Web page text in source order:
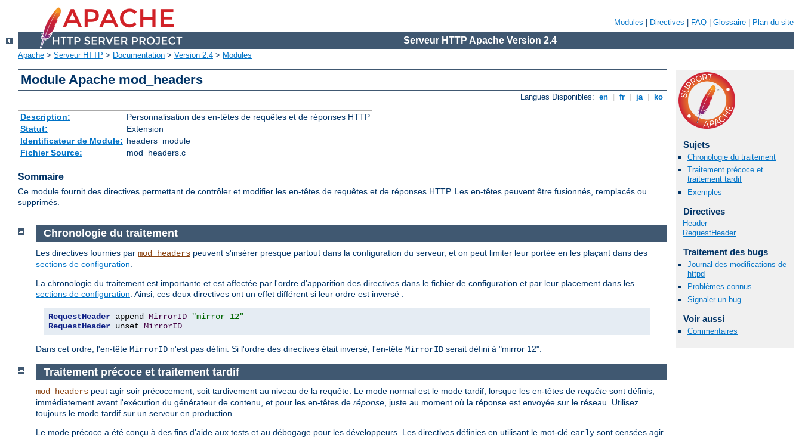
Modules Directives FAQ Glossaire Plan du site
Serveur HTTP Apache Version 2.4
Apache > Serveur HTTP > Documentation > Version 2.4 > Modules
Module Apache mod_headers
Langues Disponibles: en fr ja ko
Description:
Personnalisation des en-têtes de requêtes et de réponses HTTP
Statut:
Extension
Identificateur de Module: headers_module
Fichier Source:
mod_headers.c
Sommaire
Ce module fournit des directives permettant de contrôler et modifier les en-têtes de requêtes et de réponses HTTP. Les en-têtes peuvent être fusionnés, remplacés ou
supprimés.
Sujets
Chronologie du traitement
Traitement précoce et
traitement tardif
Exemples
Directives
Header
RequestHeader
Traitement des bugs
Journal des modifications de
httpd
Problèmes connus
Signaler un bug
Voir aussi
Commentaires
Chronologie du traitement
Les directives fournies par mod_headers peuvent s'insérer presque partout dans la configuration du serveur, et on peut limiter leur portée en les plaçant dans des
sections de configuration
La chronologie du traitement est importante et est affectée par l'ordre d'apparition des directives dans le fichier de configuration et par leur placement dans les
sections de configuration . Ainsi, ces deux directives ont un effet différent si leur ordre est inversé :
RequestHeader append MirrorID
"mirror 12"
RequestHeader unset MirrorID
Dans cet ordre, l'en-tête MirrorID n'est pas défini. Si l'ordre des directives était inversé, l'en-tête MirrorID serait défini à "mirror 12".
Traitement précoce et traitement tardif
mod_headers peut agir soir précocement, soit tardivement au niveau de la requête. Le mode normal est le mode tardif, lorsque les en-têtes de requête sont définis,
immédiatement avant l'exécution du générateur de contenu, et pour les en-têtes de réponse, juste au moment où la réponse est envoyée sur le réseau. Utilisez
toujours le mode tardif sur un serveur en production.
Le mode précoce a été conçu à des fins d'aide aux tests et au débogage pour les développeurs. Les directives définies en utilisant le mot-clé early sont censées agir